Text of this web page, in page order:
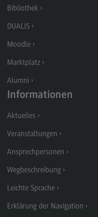
Berufsperspektiven
Kontakt
Executive Engineering
Executive Engineering
Modulangebot
Berufsperspektiven
Kontakt
Finance
Finance
Modulangebot
Berufsperspektiven
Bibliothek
DUALIS
Moodle
Marktplatz
Alumni
Informationen
Aktuelles
Veranstaltungen
Ansprechpersonen
Wegbeschreibung
Leichte Sprache
Erklärung der Navigation